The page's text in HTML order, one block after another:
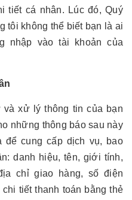
tiết cá nhân. Lúc đó, Quý
tôi không thể biết bạn là ai
nhập vào tài khoản của
xử lý thông tin của bạn
những thông báo sau này
để cung cấp dịch vụ, bao
danh hiệu, tên, giới tính,
chỉ giao hàng, số điện
tiết thanh toán bằng thẻ